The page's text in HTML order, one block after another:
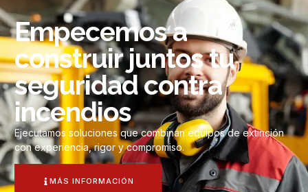
Empecemos a
construir juntos tu
seguridad contra
incendios
Ejecutamos soluciones que combinan equipos de extinción
con experiencia, rigor y compromiso.
MÁS INFORMACIÓN